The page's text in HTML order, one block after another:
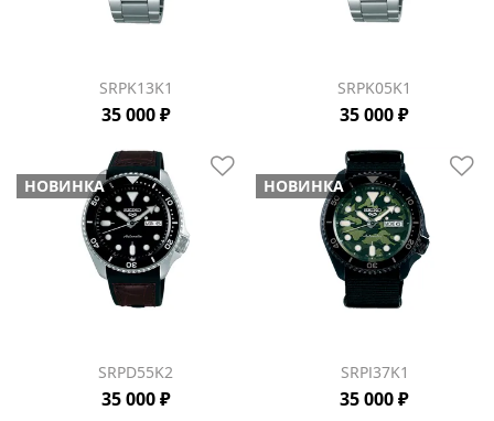
SRPK13K1
35 000 ₽
SRPK05K1
35 000 ₽
НОВИНКА
SRPD55K2
35 000 ₽
НОВИНКА
SRPJ37K1
35 000 ₽